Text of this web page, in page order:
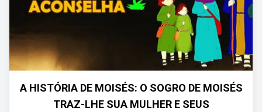
A HISTÓRIA DE MOISÉS: O SOGRO DE MOISÉS
TRAZ-LHE SUA MULHER E SEUS